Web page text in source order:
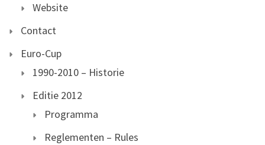
Website
Contact
Euro-Cup
1990-2010 – Historie
Editie 2012
Programma
Reglementen – Rules